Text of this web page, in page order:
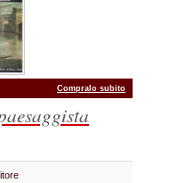
Compralo subito